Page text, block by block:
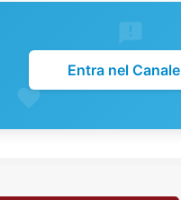
Entra nel Canale